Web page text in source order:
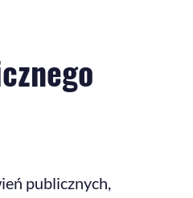
publicznych,